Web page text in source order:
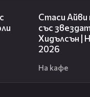
Стаси Айви
със
Хидълсън |
2026
На кафе